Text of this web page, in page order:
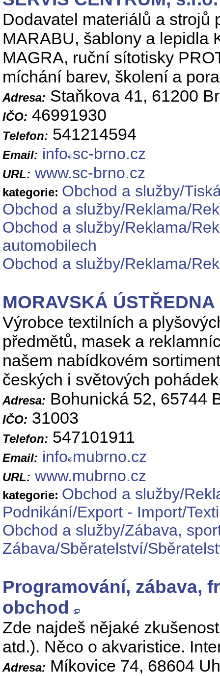
Dodavatel materiálů a strojů
MARABU, šablony a lepidla
MAGRA, ruční sítotisky
míchání barev, školení a
Adresa: Staňkova 41, 61200
IČO: 46991930
Telefon: 541214594
Email: info sc-brno.cz
URL: www.sc-brno.cz
kategorie: Obchod a služby/
Obchod a služby/Reklama/
Obchod a služby/Reklama/
automobilech
Obchod a služby/Reklama/
MORAVSKÁ
Výrobce textilních a
předmětů, masek a
našem nabídkovém
českých i světových
Adresa: Bohunická 52, 65744
IČO: 31003
Telefon: 547101911
Email: info mubrno.cz
URL: www.mubrno.cz
kategorie: Obchod a služby/
Podnikání/Export - Import/
Obchod a služby/Zábava,
Zábava/Sběratelství/
Programování, zábava,
obchod
Zde najdeš nějaké
atd.). Něco o akvaristice.
Adresa: Míkovice 74, 68604